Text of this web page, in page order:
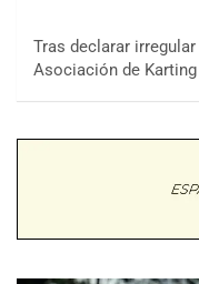
Tras declarar
Asociación de